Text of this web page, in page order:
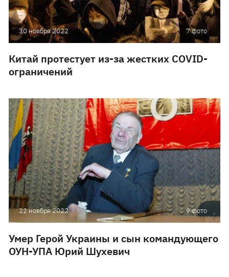
30 ноября 2022 7 фото
Китай протестует из-за жестких COVID-
ограничений
22 ноября 2022 9 фото
Умер Герой Украины и сын командующего
ОУН-УПА Юрий Шухевич